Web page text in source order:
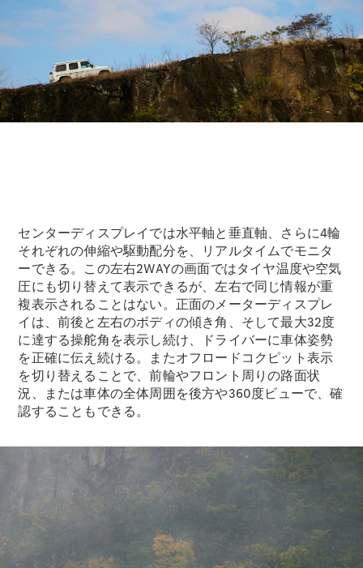
センターディスプレイでは水平軸と垂直軸、さらに4輪
それぞれの伸縮や駆動配分を、リアルタイムでモニタ
ーできる。この左右2WAYの画面ではタイヤ温度や空気
圧にも切り替えて表示できるが、左右で同じ情報が重
複表示されることはない。正面のメーターディスプレ
イは、前後と左右のボディの傾き角、そして最大32度
に達する操舵角を表示し続け、ドライバーに車体姿勢
を正確に伝え続ける。またオフロードコクピット表示
を切り替えることで、前輪やフロント周りの路面状
況、または車体の全体周囲を後方や360度ビューで、確
認することもできる。